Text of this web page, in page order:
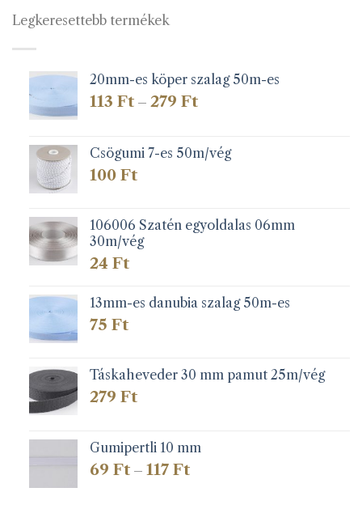
Legkeresettebb termékek
20mm-es köper szalag 50m-es
113 Ft – 279 FtÁrtartomány:
279 Ft
Csögumi 7-es 50m/vég
100 Ft
106006 Szatén egyoldalas 06mm
30m/vég
24 Ft
13mm-es danubia szalag 50m-es
75 Ft
Táskaheveder 30 mm pamut 25m/vég
279 Ft
Gumipertli 10 mm
69 Ft – 117 FtÁrtartomány: